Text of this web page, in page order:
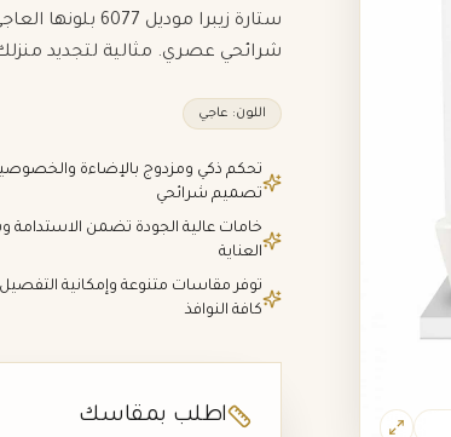
ستارة زيبرا
شرائحي عصري. مثالية لتجديد
اللون: عاجي
تحكم ذكي ومزدوج بالإضاءة
تصميم شرائحي
خامات عالية الجودة تضمن الاستدامة
العناية
توفر مقاسات متنوعة وإمكانية
كافة النوافذ
اطلب بمقاسك